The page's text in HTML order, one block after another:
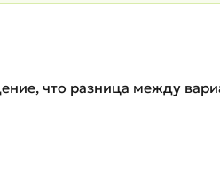
что разница между